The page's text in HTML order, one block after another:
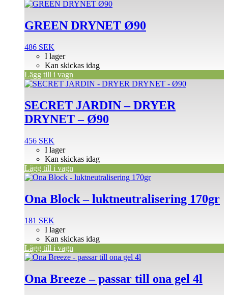
GREEN DRYNET Ø90
486 SEK
I lager
Kan skickas idag
Lägg till i vagn
SECRET JARDIN – DRYER
DRYNET – Ø90
456 SEK
I lager
Kan skickas idag
Lägg till i vagn
Ona Block – luktneutralisering 170gr
181 SEK
I lager
Kan skickas idag
Lägg till i vagn
Ona Breeze – passar till ona gel 4l